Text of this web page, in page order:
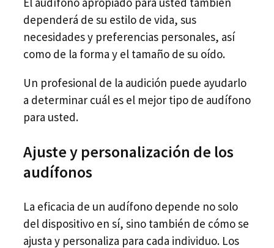
dependerá de su estilo de vida, sus
necesidades y preferencias personales, así
como de la forma y el tamaño de su oído.
Un profesional de la audición puede ayudarlo
a determinar cuál es el mejor tipo de audífono
para usted.
Ajuste y personalización de los
audífonos
La eficacia de un audífono depende no solo
del dispositivo en sí, sino también de cómo se
ajusta y personaliza para cada individuo. Los